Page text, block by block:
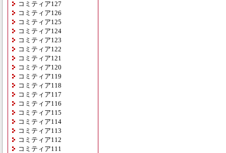
コミティア127
コミティア126
コミティア125
コミティア124
コミティア123
コミティア122
コミティア121
コミティア120
コミティア119
コミティア118
コミティア117
コミティア116
コミティア115
コミティア114
コミティア113
コミティア112
コミティア111